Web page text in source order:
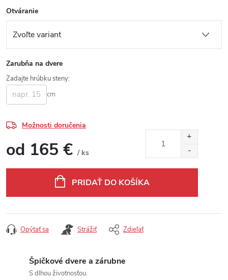
Otváranie
Zarubňa na dvere
Zadajte hrúbku steny:
cm
Možnosti doručenia
od 165 € / ks
PRIDAŤ DO KOŠÍKA
Opýtať sa Strážiť Zdieľať
Špičkové dvere a zárubne
S dlhou životnosťou.